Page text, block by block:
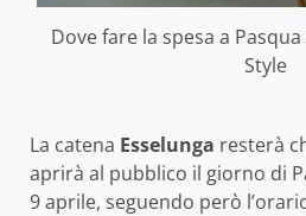
Dove fare la spesa a
Style
La catena Esselunga resterà
aprirà al pubblico il giorno di
9 aprile, seguendo però